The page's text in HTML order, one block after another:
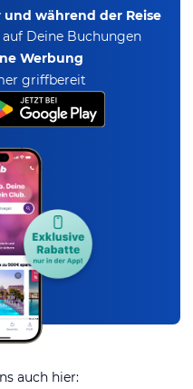
während der Reise
auf Deine Buchungen
Werbung
griffbereit
auch hier: